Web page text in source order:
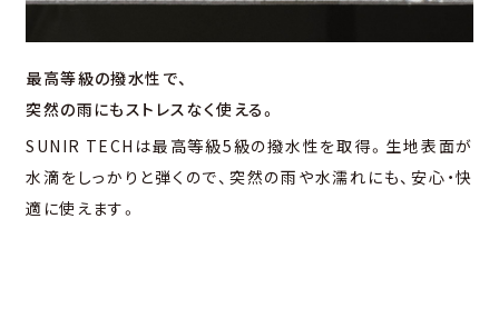
最高等級の撥水性で、
突然の雨にもストレスなく使える。
SUNIR TECHは最高等級5級の撥水性を取得。生地表面が
水滴をしっかりと弾くので、突然の雨や水濡れにも、安心・快
適に使えます。